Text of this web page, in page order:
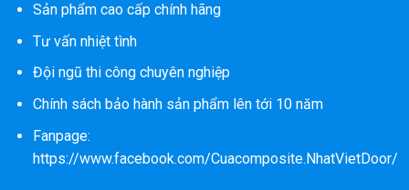
Sản phẩm cao cấp chính hãng
Tư vấn nhiệt tình
Đội ngũ thi công chuyên nghiệp
Chính sách bảo hành sản phẩm lên tới 10 năm
Fanpage:
https://www.facebook.com/Cuacomposite.NhatVietDoor/